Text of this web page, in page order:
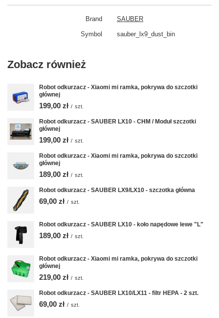
Brand SAUBER
Symbol sauber_lx9_dust_bin
Zobacz również
Robot odkurzacz - Xiaomi mi ramka, pokrywa do szczotki
głównej
199,00 zł / szt.
Robot odkurzacz - SAUBER LX10 - CHM / Moduł szczotki
głównej
199,00 zł / szt.
Robot odkurzacz - Xiaomi mi ramka, pokrywa do szczotki
głównej
189,00 zł / szt.
Robot odkurzacz - SAUBER LX9/LX10 - szczotka główna
69,00 zł / szt.
Robot odkurzacz - SAUBER LX10 - koło napędowe lewe "L"
189,00 zł / szt.
Robot odkurzacz - Xiaomi mi ramka, pokrywa do szczotki
głównej
219,00 zł / szt.
Robot odkurzacz - SAUBER LX10/LX11 - filtr HEPA - 2 szt.
69,00 zł / szt.